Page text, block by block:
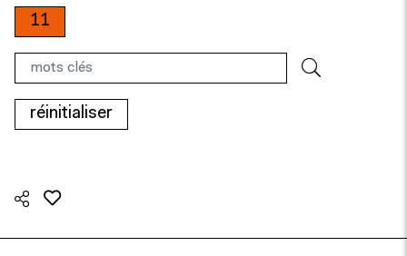
11
réinitialiser